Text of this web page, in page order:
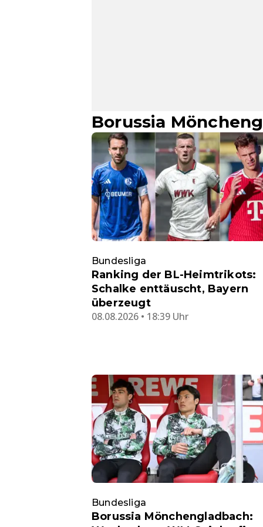
Borussia
Bundesliga
Ranking der BL-Heimtrikots:
Schalke enttäuscht, Bayern
überzeugt
08.08.2026 • 18:39 Uhr
Bundesliga
Borussia Mönchengladbach: